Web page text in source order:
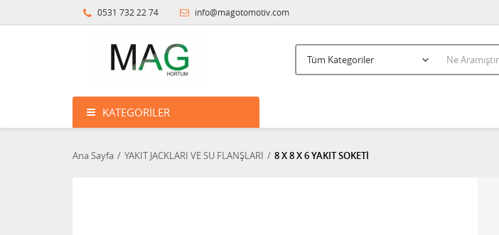
0531 732 22 74 info@magotomotiv.com
KATEGORILER
Ana Sayfa YAKIT JACKLARI VE SU FLANŞLARI 8 X 8 X 6 YAKIT SOKETİ